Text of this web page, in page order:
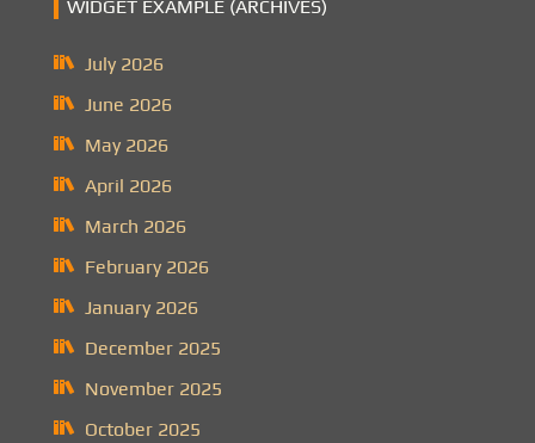
WIDGET EXAMPLE (ARCHIVES)
July 2026
June 2026
May 2026
April 2026
March 2026
February 2026
January 2026
December 2025
November 2025
October 2025